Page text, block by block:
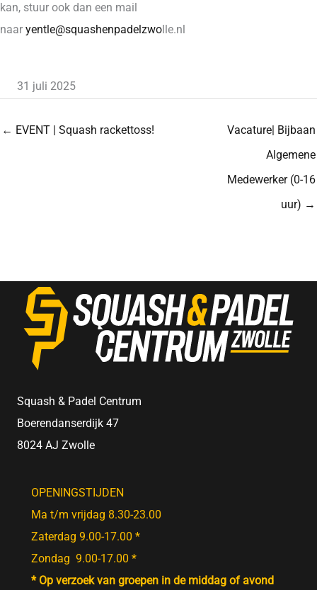
kan, stuur ook dan een mail
naar yentle@squashenpadelzwolle.nl
31 juli 2025
← EVENT | Squash rackettoss!
Vacature| Bijbaan
Algemene
Medewerker (0-16
uur) →
Squash & Padel Centrum
Boerendanserdijk 47
8024 AJ Zwolle
OPENINGSTIJDEN
Ma t/m vrijdag 8.30-23.00
Zaterdag 9.00-17.00 *
Zondag 9.00-17.00 *
* Op verzoek van groepen in de middag of avond